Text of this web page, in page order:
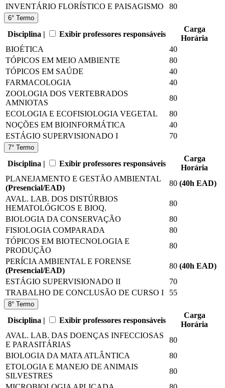
INVENTÁRIO FLORÍSTICO E PAISAGISMO
80
6° Termo
Disciplina | Exibir professores responsáveis
Carga
Horária
BIOÉTICA
40
TÓPICOS EM MEIO AMBIENTE
80
TÓPICOS EM SAÚDE
40
FARMACOLOGIA
40
ZOOLOGIA DOS VERTEBRADOS
AMNIOTAS
80
ECOLOGIA E ECOFISIOLOGIA VEGETAL
80
NOÇÕES EM BIOINFORMÁTICA
40
ESTÁGIO SUPERVISIONADO I
70
7° Termo
Disciplina | Exibir professores responsáveis
Carga
Horária
PLANEJAMENTO E GESTÃO AMBIENTAL
(Presencial/EAD)
80 (40h EAD)
AVAL. LAB. DOS DISTÚRBIOS
HEMATOLÓGICOS E BIOQ.
80
BIOLOGIA DA CONSERVAÇÃO
80
FISIOLOGIA COMPARADA
80
TÓPICOS EM BIOTECNOLOGIA E
PRODUÇÃO
80
PERÍCIA AMBIENTAL E FORENSE
(Presencial/EAD)
80 (40h EAD)
ESTÁGIO SUPERVISIONADO II
70
TRABALHO DE CONCLUSÃO DE CURSO I
55
8° Termo
Disciplina | Exibir professores responsáveis
Carga
Horária
AVAL. LAB. DAS DOENÇAS INFECCIOSAS
E PARASITÁRIAS
80
BIOLOGIA DA MATA ATLÂNTICA
80
ETOLOGIA E MANEJO DE ANIMAIS
SILVESTRES
80